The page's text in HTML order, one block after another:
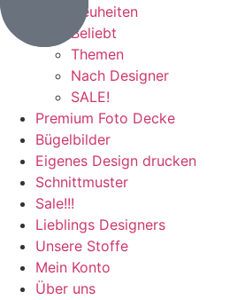
Neuheiten
Beliebt
Themen
Nach Designer
SALE!
Premium Foto Decke
Bügelbilder
Eigenes Design drucken
Schnittmuster
Sale!!!
Lieblings Designers
Unsere Stoffe
Mein Konto
Über uns